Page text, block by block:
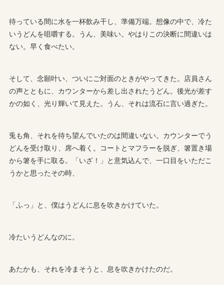
待っている間に水を一杯飲み干し、準備万端。想像の中で、冷た
いうどんを咀嚼する。うん、美味い。やはりこの決断に間違いは
ない。早く食べたい。
そして、念願叶い、ついにご対面のときがやってきた。店員さん
の声とともに、カウンターから差し出されたうどん。後光が差す
かの如く、光り輝いて見えた。うん、それは流石に言い過ぎた。
兎も角、それを待ち望んでいたのは間違いない。カウンターでう
どんを受け取り、席へ着く。コートとマフラーを脱ぎ、箸置き場
から箸を手に取る。「いざ！」と意気込んで、一口目をいただこ
うかと思ったその時、
「ふっ」と、僕はうどんに息を吹きかけていた。
冷たいうどんなのに。
あたかも、それを冷まそうと、息を吹きかけたのだ。